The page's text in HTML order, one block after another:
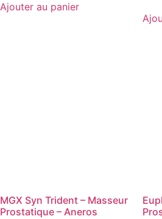
Ajouter au panier
MGX Syn Trident – Masseur
Prostatique – Aneros